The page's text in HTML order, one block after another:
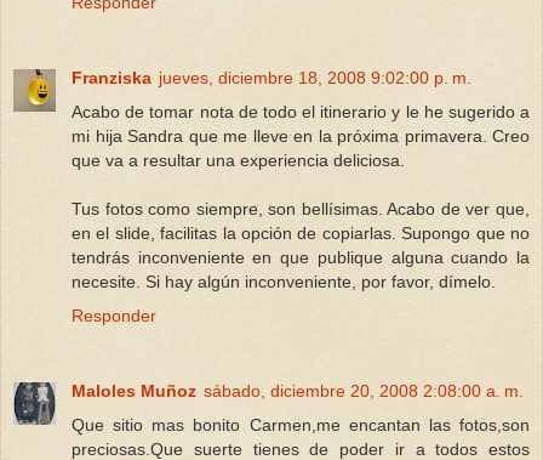
Franziska jueves, diciembre 18, 2008 9:02:00 p. m.
Acabo de tomar nota de todo el itinerario y le he sugerido a
mi hija Sandra que me lleve en la próxima primavera. Creo
que va a resultar una experiencia deliciosa.
Tus fotos como siempre, son bellísimas. Acabo de ver que,
en el slide, facilitas la opción de copiarlas. Supongo que no
tendrás inconveniente en que publique alguna cuando la
necesite. Si hay algún inconveniente, por favor, dímelo.
Responder
Maloles Muñoz sábado, diciembre 20, 2008 2:08:00 a. m.
Que sitio mas bonito Carmen,me encantan las fotos,son
preciosas.Que suerte tienes de poder ir a todos estos